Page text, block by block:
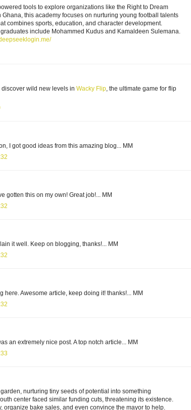
tools to explore organizations like the Right to Dream
this academy focuses on nurturing young football talents
combines sports, education, and character development.
include Mohammed Kudus and Kamaldeen Sulemana.
wild new levels in Wacky Flip , the ultimate game for flip
I got good ideas from this amazing blog... MM
gotten this on my own! Great job!... MM
it well. Keep on blogging, thanks!... MM
here. Awesome article, keep doing it! thanks!... MM
an extremely nice post. A top notch article... MM
nurturing tiny seeds of potential into something
center faced similar funding cuts, threatening its existence.
organize bake sales, and even convince the mayor to help.